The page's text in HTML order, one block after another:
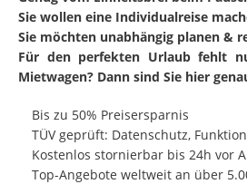
Sie wollen eine Individualreise
Sie möchten unabhängig planen &
Für den perfekten Urlaub fehlt
Mietwagen? Dann sind Sie hier
Bis zu 50% Preisersparnis
TÜV geprüft: Datenschutz,
Kostenlos stornierbar bis 24h vor
Top-Angebote weltweit an über